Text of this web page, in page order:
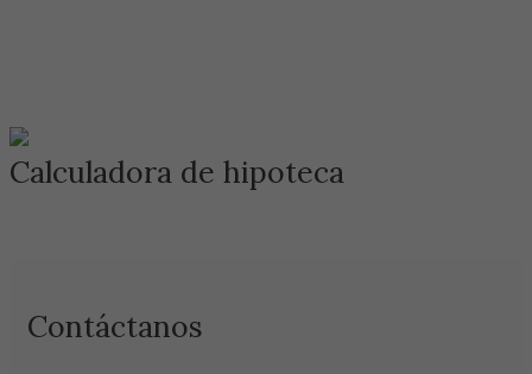
Calculadora de hipoteca
Contáctanos